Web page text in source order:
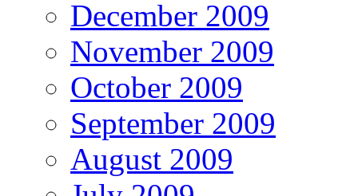
December 2009
November 2009
October 2009
September 2009
August 2009